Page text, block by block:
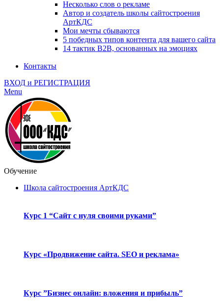
Несколько слов о рекламе
Автор и создатель школы сайтостроения
АртКДС
Мои мечты сбываются
5 победных типов контента для вашего сайта
14 тактик B2B, основанных на эмоциях
Контакты
ВХОД и РЕГИСТРАЦИЯ
Menu
Обучение
Школа сайтостроения АртКДС
Курс 1 “Сайт с нуля своими руками”
Курс «Продвижение сайта. SEO и реклама»
Курс ”Бизнес онлайн: вложения и прибыль”